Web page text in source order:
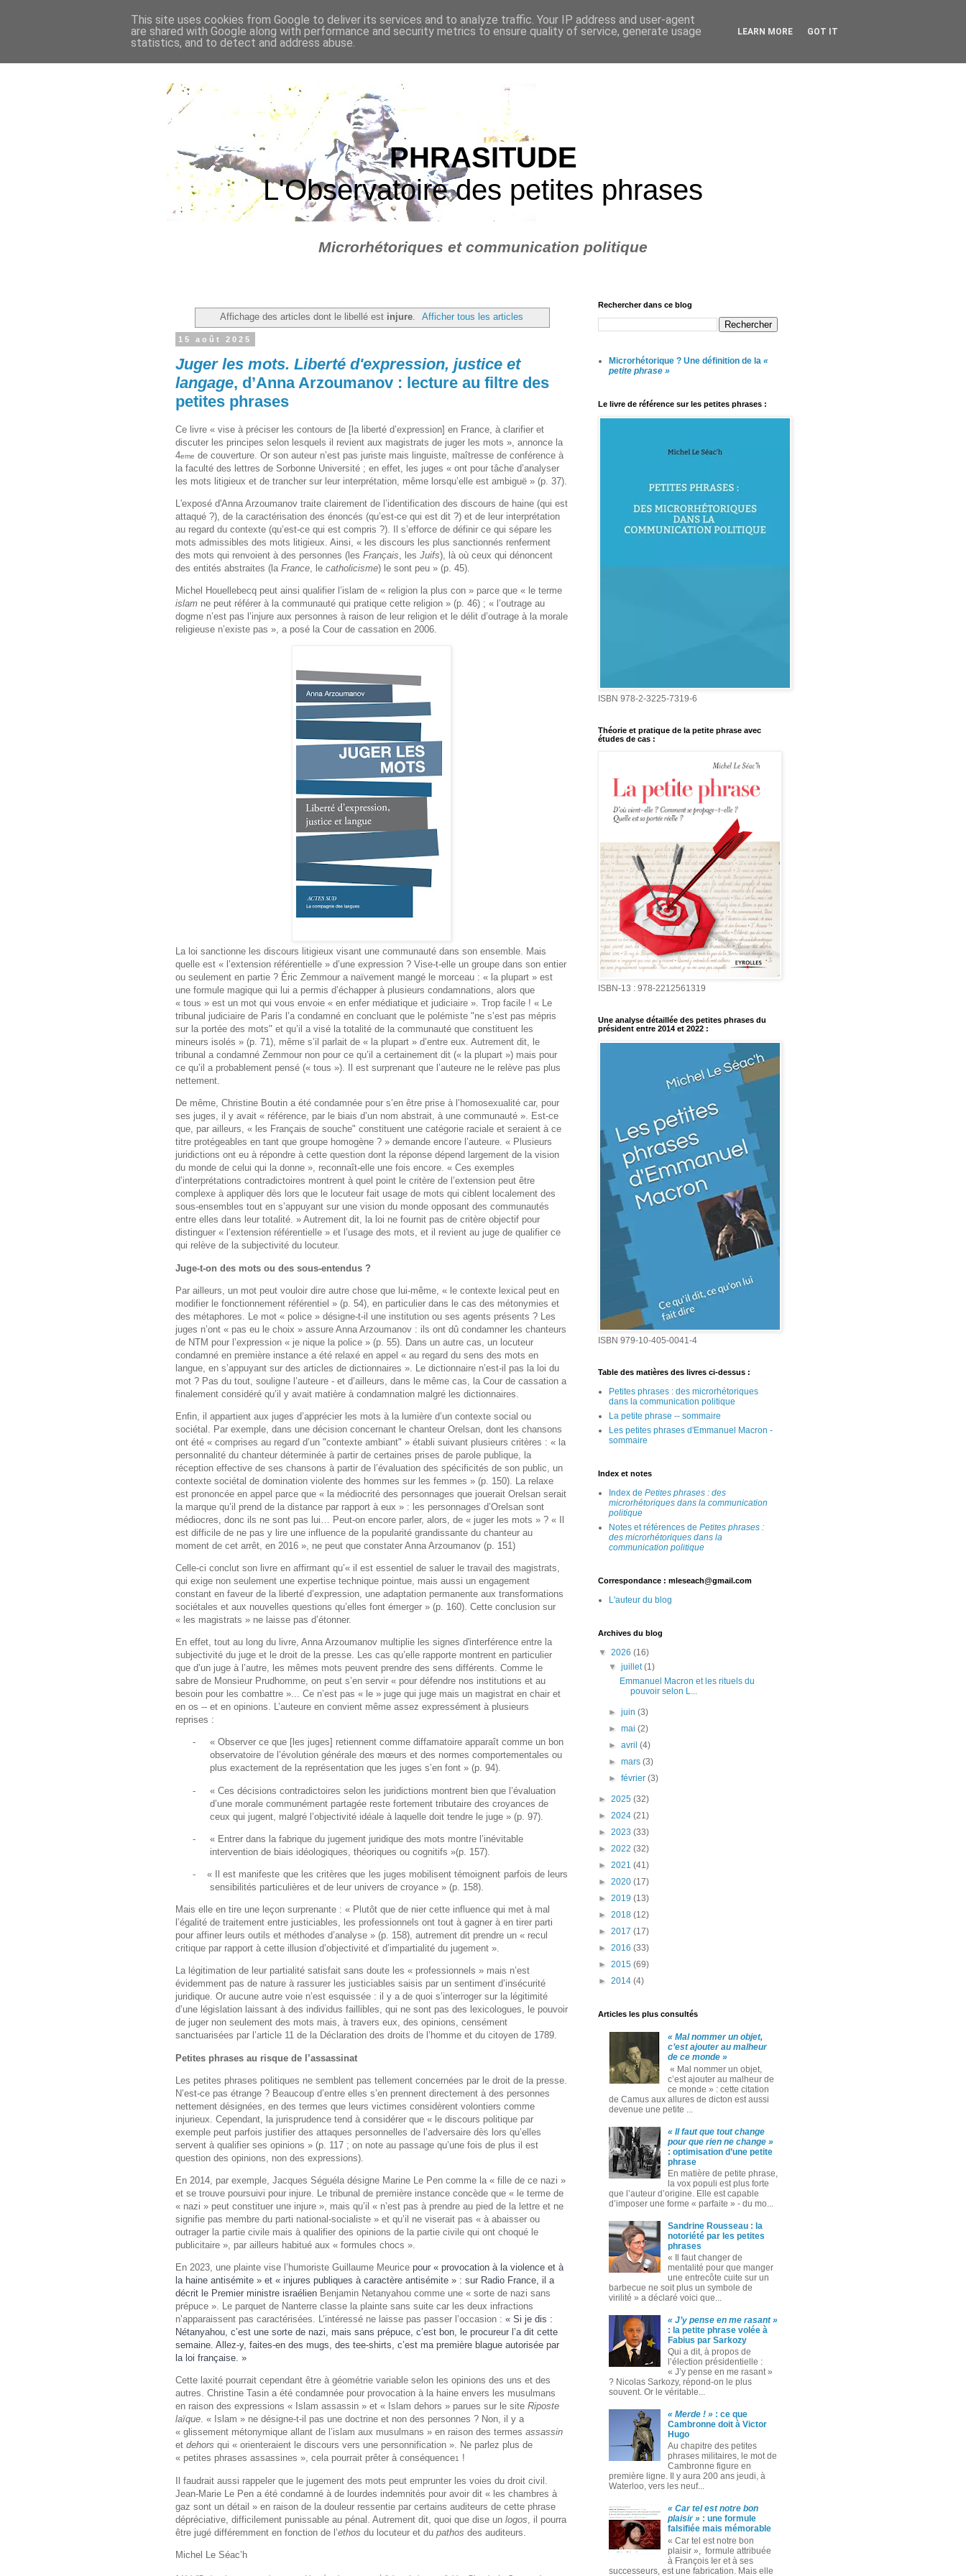
PHRASITUDE
L'Observatoire des petites phrases
Microrhétoriques et communication politique
Affichage des articles dont le libellé est injure. Afficher tous les articles
15 août 2025
Juger les mots. Liberté d'expression, justice et
langage, d’Anna Arzoumanov : lecture au filtre des
petites phrases
Ce livre « vise à préciser les contours de [la liberté d’expression] en France, à clarifier et
discuter les principes selon lesquels il revient aux magistrats de juger les mots », annonce la
4eme de couverture. Or son auteur n’est pas juriste mais linguiste, maîtresse de conférence à
la faculté des lettres de Sorbonne Université ; en effet, les juges « ont pour tâche d’analyser
les mots litigieux et de trancher sur leur interprétation, même lorsqu’elle est ambiguë » (p. 37).
L'exposé d'Anna Arzoumanov traite clairement de l’identification des discours de haine (qui est
attaqué ?), de la caractérisation des énoncés (qu’est-ce qui est dit ?) et de leur interprétation
au regard du contexte (qu’est-ce qui est compris ?). Il s’efforce de définir ce qui sépare les
mots admissibles des mots litigieux. Ainsi, « les discours les plus sanctionnés renferment
des mots qui renvoient à des personnes (les Français , les Juifs), là où ceux qui dénoncent
des entités abstraites (la France , le catholicisme) le sont peu » (p. 45).
Michel Houellebecq peut ainsi qualifier l’islam de « religion la plus con » parce que « le terme
islam ne peut référer à la communauté qui pratique cette religion » (p. 46) ; « l’outrage au
dogme n’est pas l’injure aux personnes à raison de leur religion et le délit d’outrage à la morale
religieuse n’existe pas », a posé la Cour de cassation en 2006.
La loi sanctionne les discours litigieux visant une communauté dans son ensemble. Mais
quelle est « l’extension référentielle » d’une expression ? Vise-t-elle un groupe dans son entier
ou seulement en partie ? Éric Zemmour a naïvement mangé le morceau : « la plupart » est
une formule magique qui lui a permis d’échapper à plusieurs condamnations, alors que
« tous » est un mot qui vous envoie « en enfer médiatique et judiciaire ». Trop facile ! « Le
tribunal judiciaire de Paris l’a condamné en concluant que le polémiste "ne s’est pas mépris
sur la portée des mots" et qu’il a visé la totalité de la communauté que constituent les
mineurs isolés » (p. 71), même s’il parlait de « la plupart » d’entre eux. Autrement dit, le
tribunal a condamné Zemmour non pour ce qu’il a certainement dit (« la plupart ») mais pour
ce qu’il a probablement pensé (« tous »). Il est surprenant que l’auteure ne le relève pas plus
nettement.
De même, Christine Boutin a été condamnée pour s’en être prise à l’homosexualité car, pour
ses juges, il y avait « référence, par le biais d’un nom abstrait, à une communauté ». Est-ce
que, par ailleurs, « les Français de souche" constituent une catégorie raciale et seraient à ce
titre protégeables en tant que groupe homogène ? » demande encore l’auteure. « Plusieurs
juridictions ont eu à répondre à cette question dont la réponse dépend largement de la vision
du monde de celui qui la donne », reconnaît-elle une fois encore. « Ces exemples
d’interprétations contradictoires montrent à quel point le critère de l’extension peut être
complexe à appliquer dès lors que le locuteur fait usage de mots qui ciblent localement des
sous-ensembles tout en s’appuyant sur une vision du monde opposant des communautés
entre elles dans leur totalité. » Autrement dit, la loi ne fournit pas de critère objectif pour
distinguer « l’extension référentielle » et l’usage des mots, et il revient au juge de qualifier ce
qui relève de la subjectivité du locuteur.
Juge-t-on des mots ou des sous-entendus ?
Par ailleurs, un mot peut vouloir dire autre chose que lui-même, « le contexte lexical peut en
modifier le fonctionnement référentiel » (p. 54), en particulier dans le cas des métonymies et
des métaphores. Le mot « police » désigne-t-il une institution ou ses agents présents ? Les
juges n’ont « pas eu le choix » assure Anna Arzoumanov : ils ont dû condamner les chanteurs
de NTM pour l’expression « je nique la police » (p. 55). Dans un autre cas, un locuteur
condamné en première instance a été relaxé en appel « au regard du sens des mots en
langue, en s’appuyant sur des articles de dictionnaires ». Le dictionnaire n’est-il pas la loi du
mot ? Pas du tout, souligne l’auteure ‑ et d’ailleurs, dans le même cas, la Cour de cassation a
finalement considéré qu’il y avait matière à condamnation malgré les dictionnaires.
Enfin, il appartient aux juges d’apprécier les mots à la lumière d’un contexte social ou
sociétal. Par exemple, dans une décision concernant le chanteur Orelsan, dont les chansons
ont été « comprises au regard d’un "contexte ambiant" » établi suivant plusieurs critères : « la
personnalité du chanteur déterminée à partir de certaines prises de parole publique, la
réception effective de ses chansons à partir de l’évaluation des spécificités de son public, un
contexte sociétal de domination violente des hommes sur les femmes » (p. 150). La relaxe
est prononcée en appel parce que « la médiocrité des personnages que jouerait Orelsan serait
la marque qu’il prend de la distance par rapport à eux » : les personnages d’Orelsan sont
médiocres, donc ils ne sont pas lui… Peut-on encore parler, alors, de « juger les mots » ? « Il
est difficile de ne pas y lire une influence de la popularité grandissante du chanteur au
moment de cet arrêt, en 2016 », ne peut que constater Anna Arzoumanov (p. 151)
Celle-ci conclut son livre en affirmant qu’« il est essentiel de saluer le travail des magistrats,
qui exige non seulement une expertise technique pointue, mais aussi un engagement
constant en faveur de la liberté d’expression, une adaptation permanente aux transformations
sociétales et aux nouvelles questions qu’elles font émerger » (p. 160). Cette conclusion sur
« les magistrats » ne laisse pas d’étonner.
En effet, tout au long du livre, Anna Arzoumanov multiplie les signes d'interférence entre la
subjectivité du juge et le droit de la presse. Les cas qu’elle rapporte montrent en particulier
que d’un juge à l’autre, les mêmes mots peuvent prendre des sens différents. Comme le
sabre de Monsieur Prudhomme, on peut s’en servir « pour défendre nos institutions et au
besoin pour les combattre »... Ce n’est pas « le » juge qui juge mais un magistrat en chair et
en os -- et en opinions. L’auteure en convient même assez expressément à plusieurs
reprises :
-
« Observer ce que [les juges] retiennent comme diffamatoire apparaît comme un bon
observatoire de l’évolution générale des mœurs et des normes comportementales ou
plus exactement de la représentation que les juges s’en font » (p. 94).
-
« Ces décisions contradictoires selon les juridictions montrent bien que l’évaluation
d’une morale communément partagée reste fortement tributaire des croyances de
ceux qui jugent, malgré l’objectivité idéale à laquelle doit tendre le juge » (p. 97).
-
« Entrer dans la fabrique du jugement juridique des mots montre l’inévitable
intervention de biais idéologiques, théoriques ou cognitifs »(p. 157).
-
« Il est manifeste que les critères que les juges mobilisent témoignent parfois de leurs
sensibilités particulières et de leur univers de croyance » (p. 158).
Mais elle en tire une leçon surprenante : « Plutôt que de nier cette influence qui met à mal
l’égalité de traitement entre justiciables, les professionnels ont tout à gagner à en tirer parti
pour affiner leurs outils et méthodes d’analyse » (p. 158), autrement dit prendre un « recul
critique par rapport à cette illusion d’objectivité et d’impartialité du jugement ».
La légitimation de leur partialité satisfait sans doute les « professionnels » mais n’est
évidemment pas de nature à rassurer les justiciables saisis par un sentiment d’insécurité
juridique. Or aucune autre voie n’est esquissée : il y a de quoi s’interroger sur la légitimité
d’une législation laissant à des individus faillibles, qui ne sont pas des lexicologues, le pouvoir
de juger non seulement des mots mais, à travers eux, des opinions, censément
sanctuarisées par l’article 11 de la Déclaration des droits de l’homme et du citoyen de 1789.
Petites phrases au risque de l’assassinat
Les petites phrases politiques ne semblent pas tellement concernées par le droit de la presse.
N’est-ce pas étrange ? Beaucoup d’entre elles s’en prennent directement à des personnes
nettement désignées, en des termes que leurs victimes considèrent volontiers comme
injurieux. Cependant, la jurisprudence tend à considérer que « le discours politique par
exemple peut parfois justifier des attaques personnelles de l’adversaire dès lors qu’elles
servent à qualifier ses opinions » (p. 117 ; on note au passage qu’une fois de plus il est
question des opinions, non des expressions).
En 2014, par exemple, Jacques Séguéla désigne Marine Le Pen comme la « fille de ce nazi »
et se trouve poursuivi pour injure. Le tribunal de première instance concède que « le terme de
« nazi » peut constituer une injure », mais qu’il « n’est pas à prendre au pied de la lettre et ne
signifie pas membre du parti national-socialiste » et qu’il ne viserait pas « à abaisser ou
outrager la partie civile mais à qualifier des opinions de la partie civile qui ont choqué le
publicitaire », par ailleurs habitué aux « formules chocs ».
En 2023, une plainte vise l’humoriste Guillaume Meurice pour « provocation à la violence et à
la haine antisémite » et « injures publiques à caractère antisémite » : sur Radio France, il a
décrit le Premier ministre israélien Benjamin Netanyahou comme une « sorte de nazi sans
prépuce ». Le parquet de Nanterre classe la plainte sans suite car les deux infractions
n’apparaissent pas caractérisées. L’intéressé ne laisse pas passer l’occasion : « Si je dis :
Nétanyahou, c’est une sorte de nazi, mais sans prépuce, c’est bon, le procureur l’a dit cette
semaine. Allez-y, faites-en des mugs, des tee-shirts, c’est ma première blague autorisée par
la loi française. »
Cette laxité pourrait cependant être à géométrie variable selon les opinions des uns et des
autres. Christine Tasin a été condamnée pour provocation à la haine envers les musulmans
en raison des expressions « Islam assassin » et « Islam dehors » parues sur le site Riposte
laïque. « Islam » ne désigne-t-il pas une doctrine et non des personnes ? Non, il y a
« glissement métonymique allant de l’islam aux musulmans » en raison des termes assassin
et dehors qui « orienteraient le discours vers une personnification ». Ne parlez plus de
« petites phrases assassines », cela pourrait prêter à conséquence1 !
Il faudrait aussi rappeler que le jugement des mots peut emprunter les voies du droit civil.
Jean-Marie Le Pen a été condamné à de lourdes indemnités pour avoir dit « les chambres à
gaz sont un détail » en raison de la douleur ressentie par certains auditeurs de cette phrase
dépréciative, difficilement punissable au pénal. Autrement dit, quoi que dise un logos , il pourra
être jugé différemment en fonction de l’ethos du locuteur et du pathos des auditeurs.
Michel Le Séac’h
Rechercher dans ce blog
Microrhétorique ? Une définition de la «
petite phrase »
Le livre de référence sur les petites phrases :
ISBN 978-2-3225-7319-6
Théorie et pratique de la petite phrase avec
études de cas :
ISBN-13 : 978-2212561319
Une analyse détaillée des petites phrases du
président entre 2014 et 2022 :
ISBN 979-10-405-0041-4
Table des matières des livres ci-dessus :
Petites phrases : des microrhétoriques
dans la communication politique
La petite phrase -- sommaire
Les petites phrases d'Emmanuel Macron -
sommaire
Index et notes
Index de Petites phrases : des
microrhétoriques dans la communication
politique
Notes et références de Petites phrases :
des microrhétoriques dans la
communication politique
Correspondance : mleseach@gmail.com
L'auteur du blog
Archives du blog
▼ 2026 (16)
▼juillet(1)
Emmanuel Macron et les rituels du
pouvoir selon L...
►juin(3)
►mai(2)
►avril(4)
►mars(3)
►février(3)
► 2025 (32)
► 2024 (21)
► 2023 (33)
► 2022 (32)
► 2021 (41)
► 2020 (17)
► 2019 (13)
► 2018 (12)
► 2017 (17)
► 2016 (33)
► 2015 (69)
► 2014 (4)
Articles les plus consultés
« Mal nommer un objet,
c’est ajouter au malheur
de ce monde »
« Mal nommer un objet,
c’est ajouter au malheur de
ce monde » : cette citation
de Camus aux allures de dicton est aussi
devenue une petite ...
« Il faut que tout change
pour que rien ne change »
: optimisation d’une petite
phrase
En matière de petite phrase,
la vox populi est plus forte
que l’auteur d’origine. Elle est capable
d’imposer une forme « parfaite » ‑ du mo...
Sandrine Rousseau : la
notoriété par les petites
phrases
« Il faut changer de
mentalité pour que manger
une entrecôte cuite sur un
barbecue ne soit plus un symbole de
virilité » a déclaré voici que...
« J’y pense en me rasant »
: la petite phrase volée à
Fabius par Sarkozy
Qui a dit, à propos de
l’élection présidentielle :
« J’y pense en me rasant »
? Nicolas Sarkozy, répond-on le plus
souvent. Or le véritable...
« Merde ! »: ce que
Cambronne doit à Victor
Hugo
Au chapitre des petites
phrases militaires, le mot de
Cambronne figure en
première ligne. Il y aura 200 ans jeudi, à
Waterloo, vers les neuf...
« Car tel est notre bon
plaisir »: une formule
falsifiée mais mémorable
« Car tel est notre bon
plaisir », formule attribuée
à François Ier et à ses
successeurs, est une fabrication. Mais elle
This site uses cookies from Google to deliver its services and to analyze traffic. Your IP address and user-agent
are shared with Google along with performance and security metrics to ensure quality of service, generate usage
statistics, and to detect and address abuse.
LEARN MORE GOT IT